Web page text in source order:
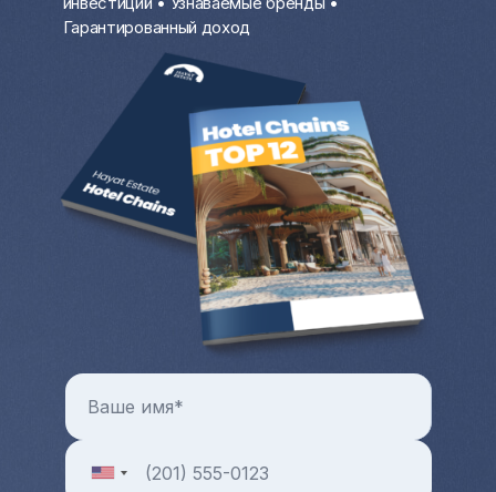
моря, крайне выгодно в разгар
туристического сезона. В остальное
время вы можете проживать там.
Цены на коммерческую и жилую
недвижимость с каждым годом только
растут. Всегда можно продать квартиру
или дом за рубежом и выручить
довольно крупную разницу от продажи.
Больше преимуществ и особенностей от
покупки квартиры и любой другой зарубежной
недвижимости в целом можно узнать на
индивидуальной консультации с менеджером
Гарантированный доход